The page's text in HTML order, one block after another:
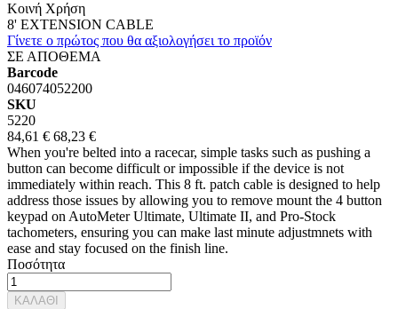
Κοινή Χρήση
8' EXTENSION CABLE
Γίνετε ο πρώτος που θα αξιολογήσει το προϊόν
ΣΕ ΑΠΟΘΕΜΑ
Barcode
046074052200
SKU
5220
84,61 € 68,23 €
When you're belted into a racecar, simple tasks such as pushing a
button can become difficult or impossible if the device is not
immediately within reach. This 8 ft. patch cable is designed to help
address those issues by allowing you to remove mount the 4 button
keypad on AutoMeter Ultimate, Ultimate II, and Pro-Stock
tachometers, ensuring you can make last minute adjustmnets with
ease and stay focused on the finish line.
Ποσότητα
ΚΑΛΑΘΙ